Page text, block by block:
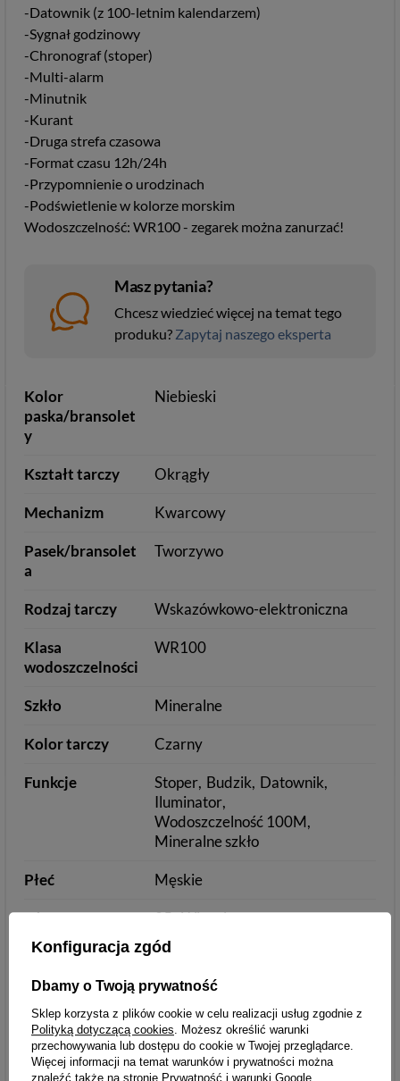
-Datownik (z 100-letnim kalendarzem)
-Sygnał godzinowy
-Chronograf (stoper)
-Multi-alarm
-Minutnik
-Kurant
-Druga strefa czasowa
-Format czasu 12h/24h
-Przypomnienie o urodzinach
-Podświetlenie w kolorze morskim
Wodoszczelność: WR100 - zegarek można zanurzać!
Masz pytania?
Chcesz wiedzieć więcej na temat tego
produku? Zapytaj naszego eksperta
Kolor
paska/bransolet
y
Niebieski
Kształt tarczy Okrągły
Mechanizm Kwarcowy
Pasek/bransolet
a
Tworzywo
Rodzaj tarczy Wskazówkowo-elektroniczna
Klasa
wodoszczelności
WR100
Szkło Mineralne
Kolor tarczy Czarny
Funkcje Stoper Budzik Datownik
Iluminator
Wodoszczelność 100M
Mineralne szkło
Płeć Męskie
Długość towaru
w
centymetrach
Więcej
25 Więcej
Szerokość
towaru w
centymetrach
Więcej
8 Więcej
Konfiguracja zgód
Dbamy o Twoją prywatność
Sklep korzysta z plików cookie w celu realizacji usług zgodnie z
Polityką dotyczącą cookies. Możesz określić warunki
przechowywania lub dostępu do cookie w Twojej przeglądarce.
Więcej informacji na temat warunków i prywatności można
znaleźć także na stronie Prywatność i warunki Google